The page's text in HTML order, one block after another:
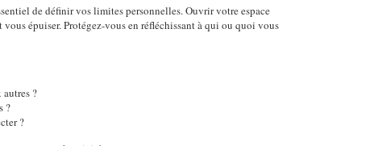
de définir vos limites personnelles. Ouvrir votre espace
épuiser. Protégez-vous en réfléchissant à qui ou quoi vous
?
?
?